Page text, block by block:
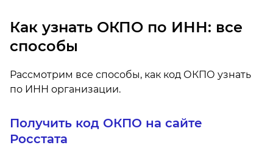
Как узнать ОКПО по ИНН: все
способы
Рассмотрим все способы, как код ОКПО узнать
по ИНН организации.
Получить код ОКПО на сайте
Росстата